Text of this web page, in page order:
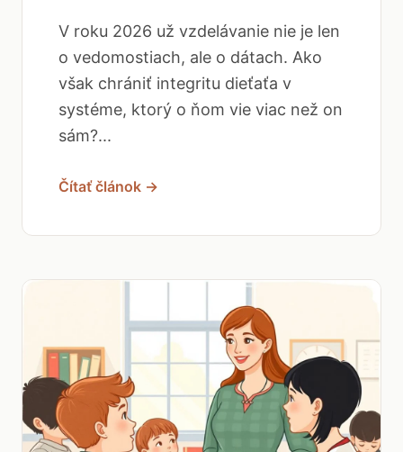
V roku 2026 už vzdelávanie nie je len
o vedomostiach, ale o dátach. Ako
však chrániť integritu dieťaťa v
systéme, ktorý o ňom vie viac než on
sám?...
Čítať článok →